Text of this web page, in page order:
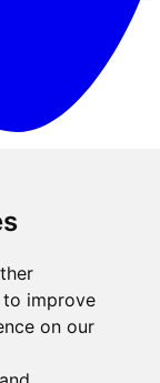
improve
on our